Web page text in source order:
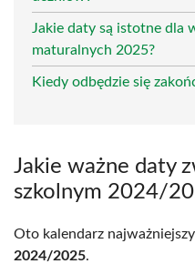
Jakie daty są istotne dla
maturalnych 2025?
Kiedy odbędzie się
Jakie ważne daty
szkolnym 2024/
Oto kalendarz
2024/2025.